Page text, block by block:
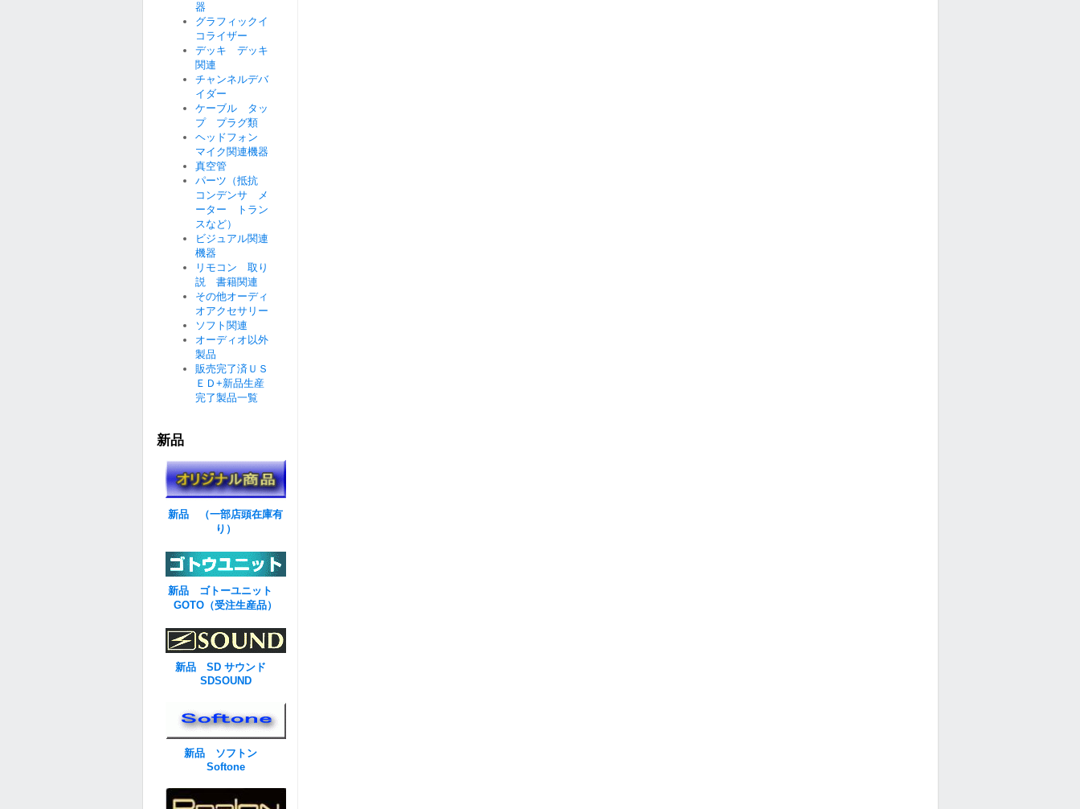
器
グラフィックイ
コライザー
デッキ デッキ
関連
チャンネルデバ
イダー
ケーブル タッ
プ プラグ類
ヘッドフォン
マイク関連機器
真空管
パーツ（抵抗
コンデンサ メ
ーター トラン
スなど）
ビジュアル関連
機器
リモコン 取り
説 書籍関連
その他オーディ
オアクセサリー
ソフト関連
オーディオ以外
製品
販売完了済ＵＳ
ＥＤ+新品生産
完了製品一覧
新品
新品 （一部店頭在庫有
り）
新品 ゴトーユニット
GOTO（受注生産品）
新品 SD サウンド
SDSOUND
新品 ソフトン
Softone